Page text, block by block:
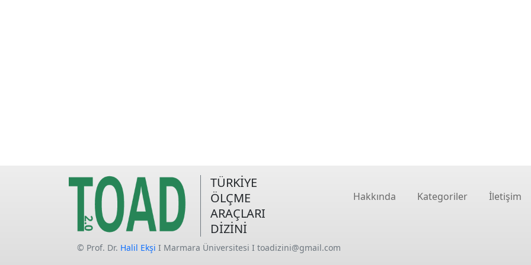
TÜRKİYE
ÖLÇME
ARAÇLARI
DİZİNİ
Hakkında Kategoriler İletişim
© Prof. Dr. Halil Ekşi I Marmara Üniversitesi I toadizini@gmail.com